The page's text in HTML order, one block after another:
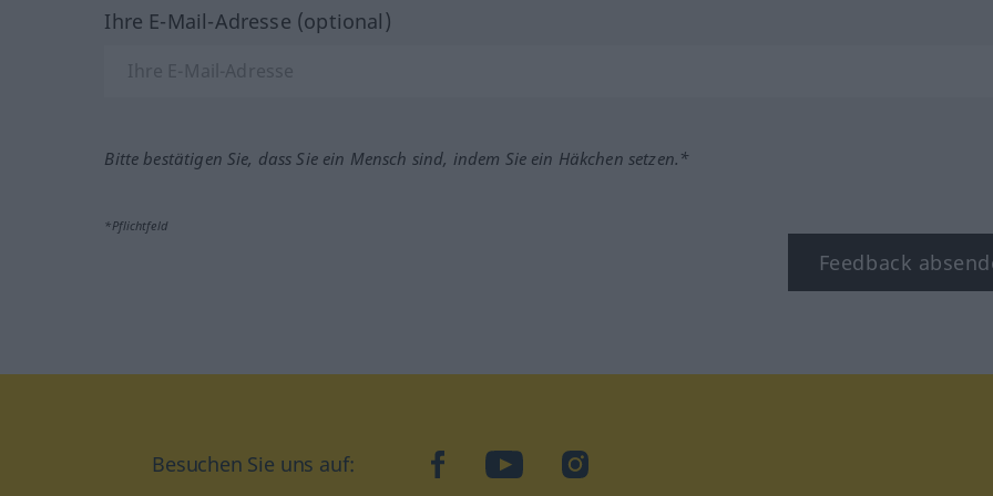
Ihre E-Mail-Adresse (optional)
Bitte bestätigen Sie, dass Sie ein Mensch sind, indem Sie ein Häkchen setzen.*
*Pflichtfeld
Feedback
Besuchen Sie uns auf: facebookYouTubeInstagram